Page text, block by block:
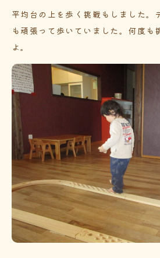
平均台の上を歩く挑戦もしました。
も頑張って歩いていました。何度も
よ。